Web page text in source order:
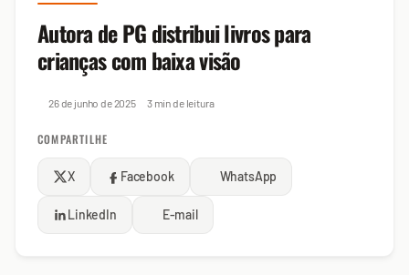
Autora de PG distribui livros para
crianças com baixa visão
26 de junho de 2025 3 min de leitura
COMPARTILHE
X Facebook WhatsApp
LinkedIn E-mail